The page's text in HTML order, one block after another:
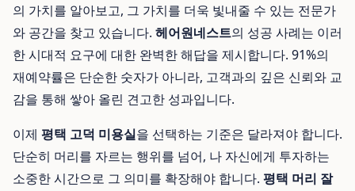
의 가치를 알아보고, 그 가치를 더욱 빛내줄 수 있는 전문가
와 공간을 찾고 있습니다. 헤어원네스트의 성공 사례는 이러
한 시대적 요구에 대한 완벽한 해답을 제시합니다. 91%의
재예약률은 단순한 숫자가 아니라, 고객과의 깊은 신뢰와 교
감을 통해 쌓아 올린 견고한 성과입니다.
이제 평택 고덕 미용실을 선택하는 기준은 달라져야 합니다.
단순히 머리를 자르는 행위를 넘어, 나 자신에게 투자하는
소중한 시간으로 그 의미를 확장해야 합니다. 평택 머리 잘